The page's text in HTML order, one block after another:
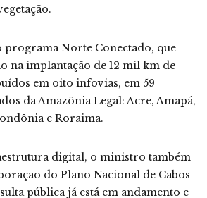
programa Norte Conectado, que
na implantação de 12 mil km de
em oito infovias, em 59
da Amazônia Legal: Acre, Amapá,
e Roraima.
digital, o ministro também
do Plano Nacional de Cabos
pública já está em andamento e